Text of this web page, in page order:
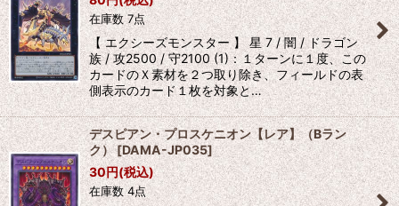
在庫数 7点
【 エクシーズモンスター 】 星 7 / 闇 / ドラゴン
族 / 攻2500 / 守2100 (1)：１ターンに１度、この
カードのＸ素材を２つ取り除き、フィールドの表
側表示のカード１枚を対象と…
デスピアン・プロスケニオン【レア】（Bラン
ク）[DAMA-JP035]
30円(税込)
在庫数 4点